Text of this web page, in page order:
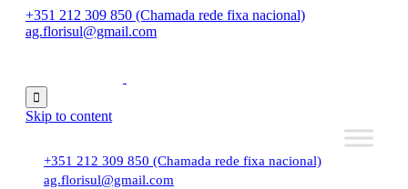
+351 212 309 850 (Chamada rede fixa nacional)
ag.florisul@gmail.com

Skip to content
+351 212 309 850 (Chamada rede fixa nacional)
ag.florisul@gmail.com